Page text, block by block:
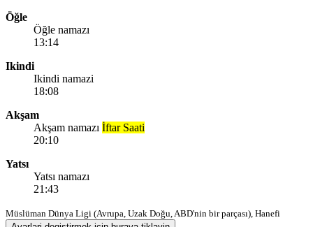
Öğle
Öğle namazı
13:14
Ikindi
Ikindi namazi
18:08
Akşam
Akşam namazı İftar Saati
20:10
Yatsı
Yatsı namazı
21:43
Müslüman Dünya Ligi (Avrupa, Uzak Doğu, ABD'nin bir parçası), Hanefi